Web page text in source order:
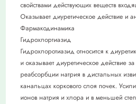
свойствами действующих веществ
Оказывает диуретическое действие и
Фармакодинамика
Гидрохлортиазид
Гидрохлоротиазид относится к
и оказывает диуретическое действие
реабсорбции натрия в дистальных
канальцах коркового слоя почек.
ионов натрия и хлора и в меньшей